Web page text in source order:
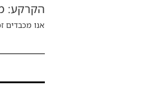
הקרקע:
אנו מכבדים